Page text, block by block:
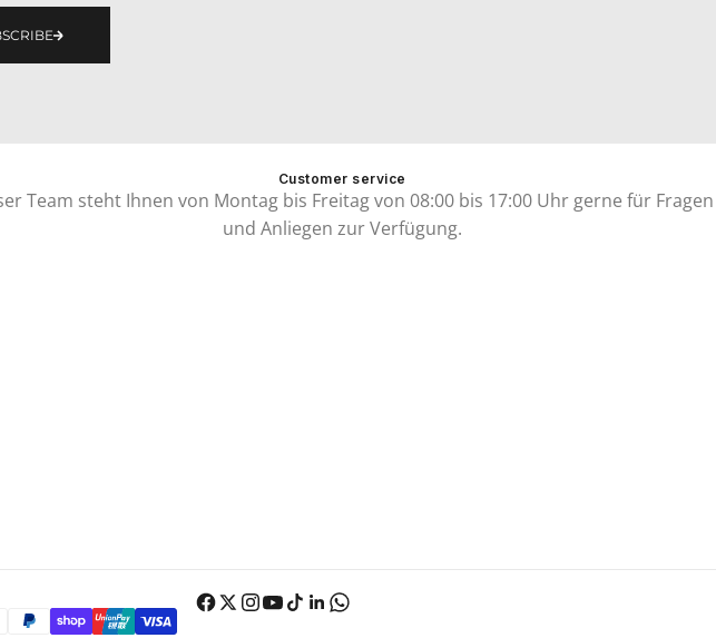
Customer service
Team steht Ihnen von Montag bis Freitag von 08:00 bis 17:00 Uhr gerne für Fragen
und Anliegen zur Verfügung.